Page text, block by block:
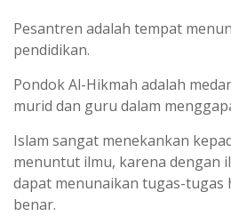
Pesantren adalah tempat
pendidikan.
Pondok Al-Hikmah adalah
murid dan guru dalam
Islam sangat menekankan
menuntut ilmu, karena dengan
dapat menunaikan tugas-tugas
benar.